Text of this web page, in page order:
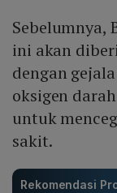
Sebelumnya,
ini akan
dengan
oksigen
untuk
sakit.
Rekomendasi